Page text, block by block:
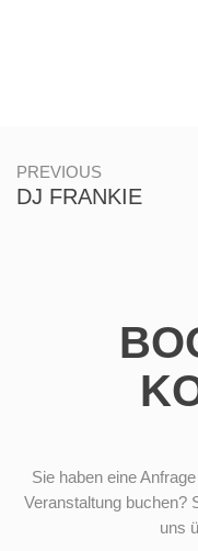
PREVIOUS
DJ FRANKIE
Sie haben eine
Veranstaltung buchen?
uns